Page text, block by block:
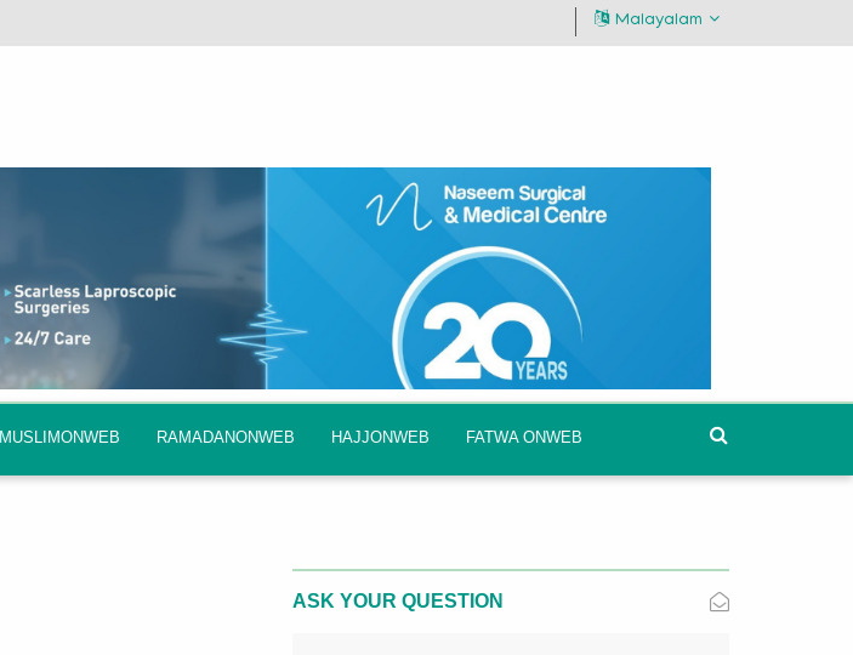
Malayalam
MUSLIMONWEB RAMADANONWEB HAJJONWEB FATWA ONWEB
ASK YOUR QUESTION